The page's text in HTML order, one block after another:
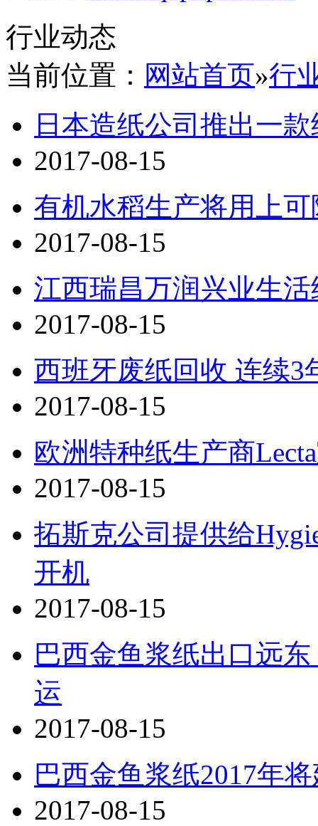
行业动态
当前位置： 网站首页»行
日本造纸公司推出一
2017-08-15
有机水稻生产将用上
2017-08-15
江西瑞昌万润兴业生
2017-08-15
西班牙废纸回收 连续3
2017-08-15
欧洲特种纸生产商
2017-08-15
拓斯克公司提供给
开机
2017-08-15
巴西金鱼浆纸出口远
运
2017-08-15
巴西金鱼浆纸2017年
2017-08-15